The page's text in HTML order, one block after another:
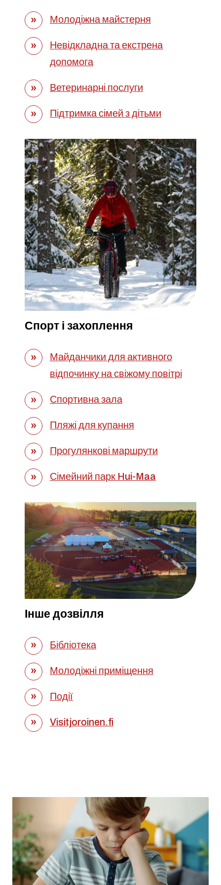
Молодіжна майстерня
Невідкладна та екстрена
допомога
Ветеринарні послуги
Підтримка сімей з дітьми
Спорт і захоплення
Майданчики для активного
відпочинку на свіжому повітрі
Спортивна зала
Пляжі для купання
Прогулянкові маршрути
Сімейний парк Hui-Maa
Інше дозвілля
Бібліотека
Молодіжні приміщення
Події
Visitjoroinen.fi